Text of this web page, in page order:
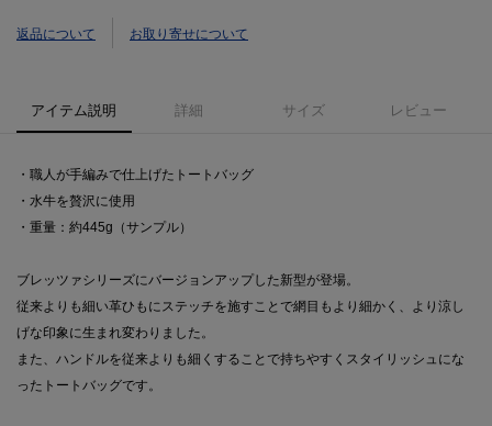
返品について お取り寄せについて
アイテム説明 詳細 サイズ レビュー
・職人が手編みで仕上げたトートバッグ
・水牛を贅沢に使用
・重量：約445g（サンプル）
ブレッツァシリーズにバージョンアップした新型が登場。
従来よりも細い革ひもにステッチを施すことで網目もより細かく、より涼し
げな印象に生まれ変わりました。
また、ハンドルを従来よりも細くすることで持ちやすくスタイリッシュにな
ったトートバッグです。